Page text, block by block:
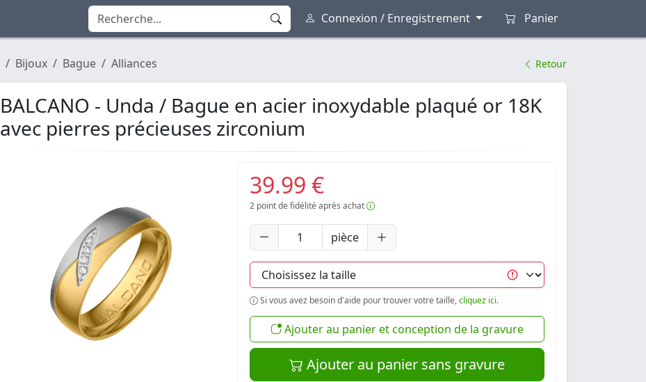
Connexion / Enregistrement Panier
Bijoux Bague Alliances Retour
BALCANO - Unda / Bague en acier inoxydable plaqué or 18K
avec pierres précieuses zirconium
39.99 €
2point de fidélité après achat
pièce
Si vous avez besoin d'aide pour trouver votre taille,cliquez ici.
Ajouter au panier et conception de la gravure
Ajouter au panier sans gravure